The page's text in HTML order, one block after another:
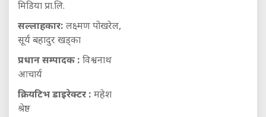
मिडिया प्रा.लि.
सल्लाहकार: लक्ष्मण पोखरेल,
सूर्य बहादुर खड्का
प्रधान सम्पादक : विश्वनाथ
आचार्य
क्रियटिभ डाइरेक्टर : महेश
श्रेष्ठ